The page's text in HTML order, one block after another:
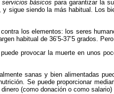
básicos para garantizar la
sigue siendo la más habitual. Los
los elementos: los seres
habitual de 36’5-37’5 grados.
provocar la muerte en unos
sanas y bien alimentadas
Se puede proporcionar
(como donación o como